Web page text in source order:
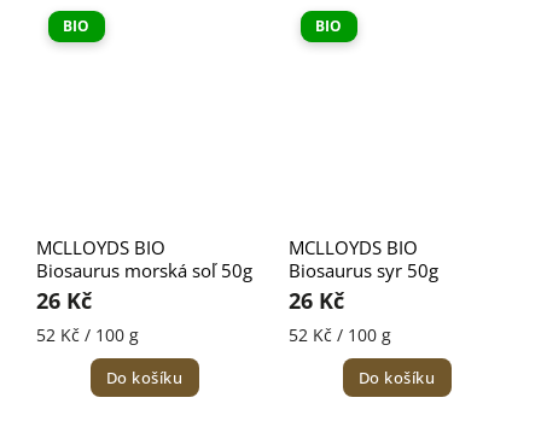
BIO
MCLLOYDS BIO
Biosaurus morská soľ 50g
26 Kč
52 Kč / 100 g
Do košíku
BIO
MCLLOYDS BIO
Biosaurus syr 50g
26 Kč
52 Kč / 100 g
Do košíku